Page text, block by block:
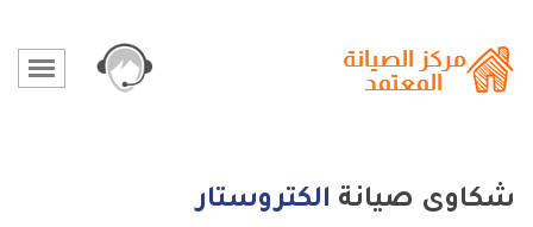
شكاوى صيانة الكتروستار